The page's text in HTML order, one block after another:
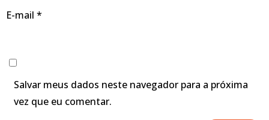
E-mail *
Salvar meus dados neste navegador para a próxima
vez que eu comentar.